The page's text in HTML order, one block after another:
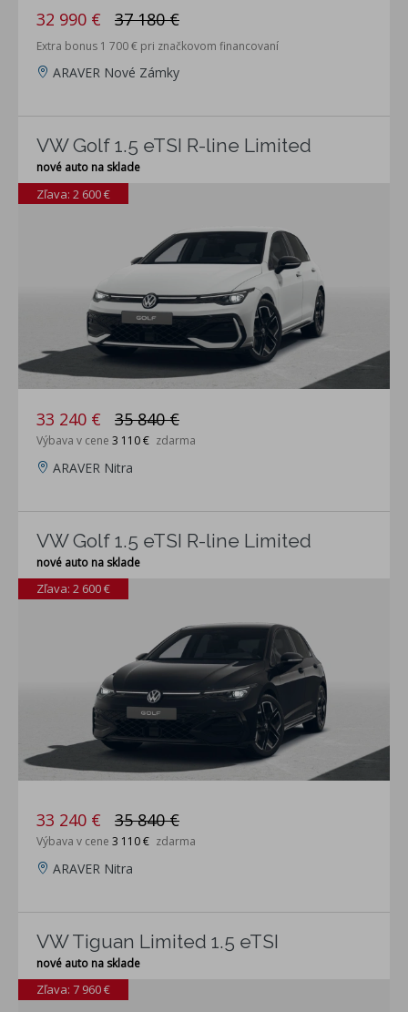
32 990 € 37 180 €
Extra bonus 1 700 € pri značkovom financovaní
ARAVER Nové Zámky
VW Golf 1.5 eTSI R-line Limited
nové auto na sklade
Zľava: 2 600 €
33 240 € 35 840 €
Výbava v cene 3 110 € zdarma
ARAVER Nitra
VW Golf 1.5 eTSI R-line Limited
nové auto na sklade
Zľava: 2 600 €
33 240 € 35 840 €
Výbava v cene 3 110 € zdarma
ARAVER Nitra
VW Tiguan Limited 1.5 eTSI
nové auto na sklade
Zľava: 7 960 €